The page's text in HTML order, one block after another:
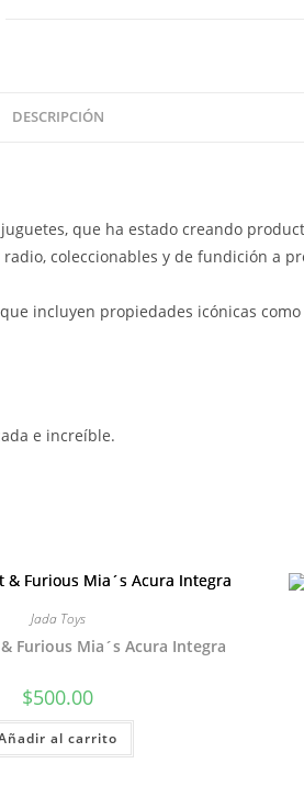
Road
DESCRIPCIÓN
que ha estado creando
coleccionables y de fundición a
incluyen propiedades icónicas como
e increíble.
Jada Toys
& Furious Mia´s Acura Integra
$500.00
al carrito